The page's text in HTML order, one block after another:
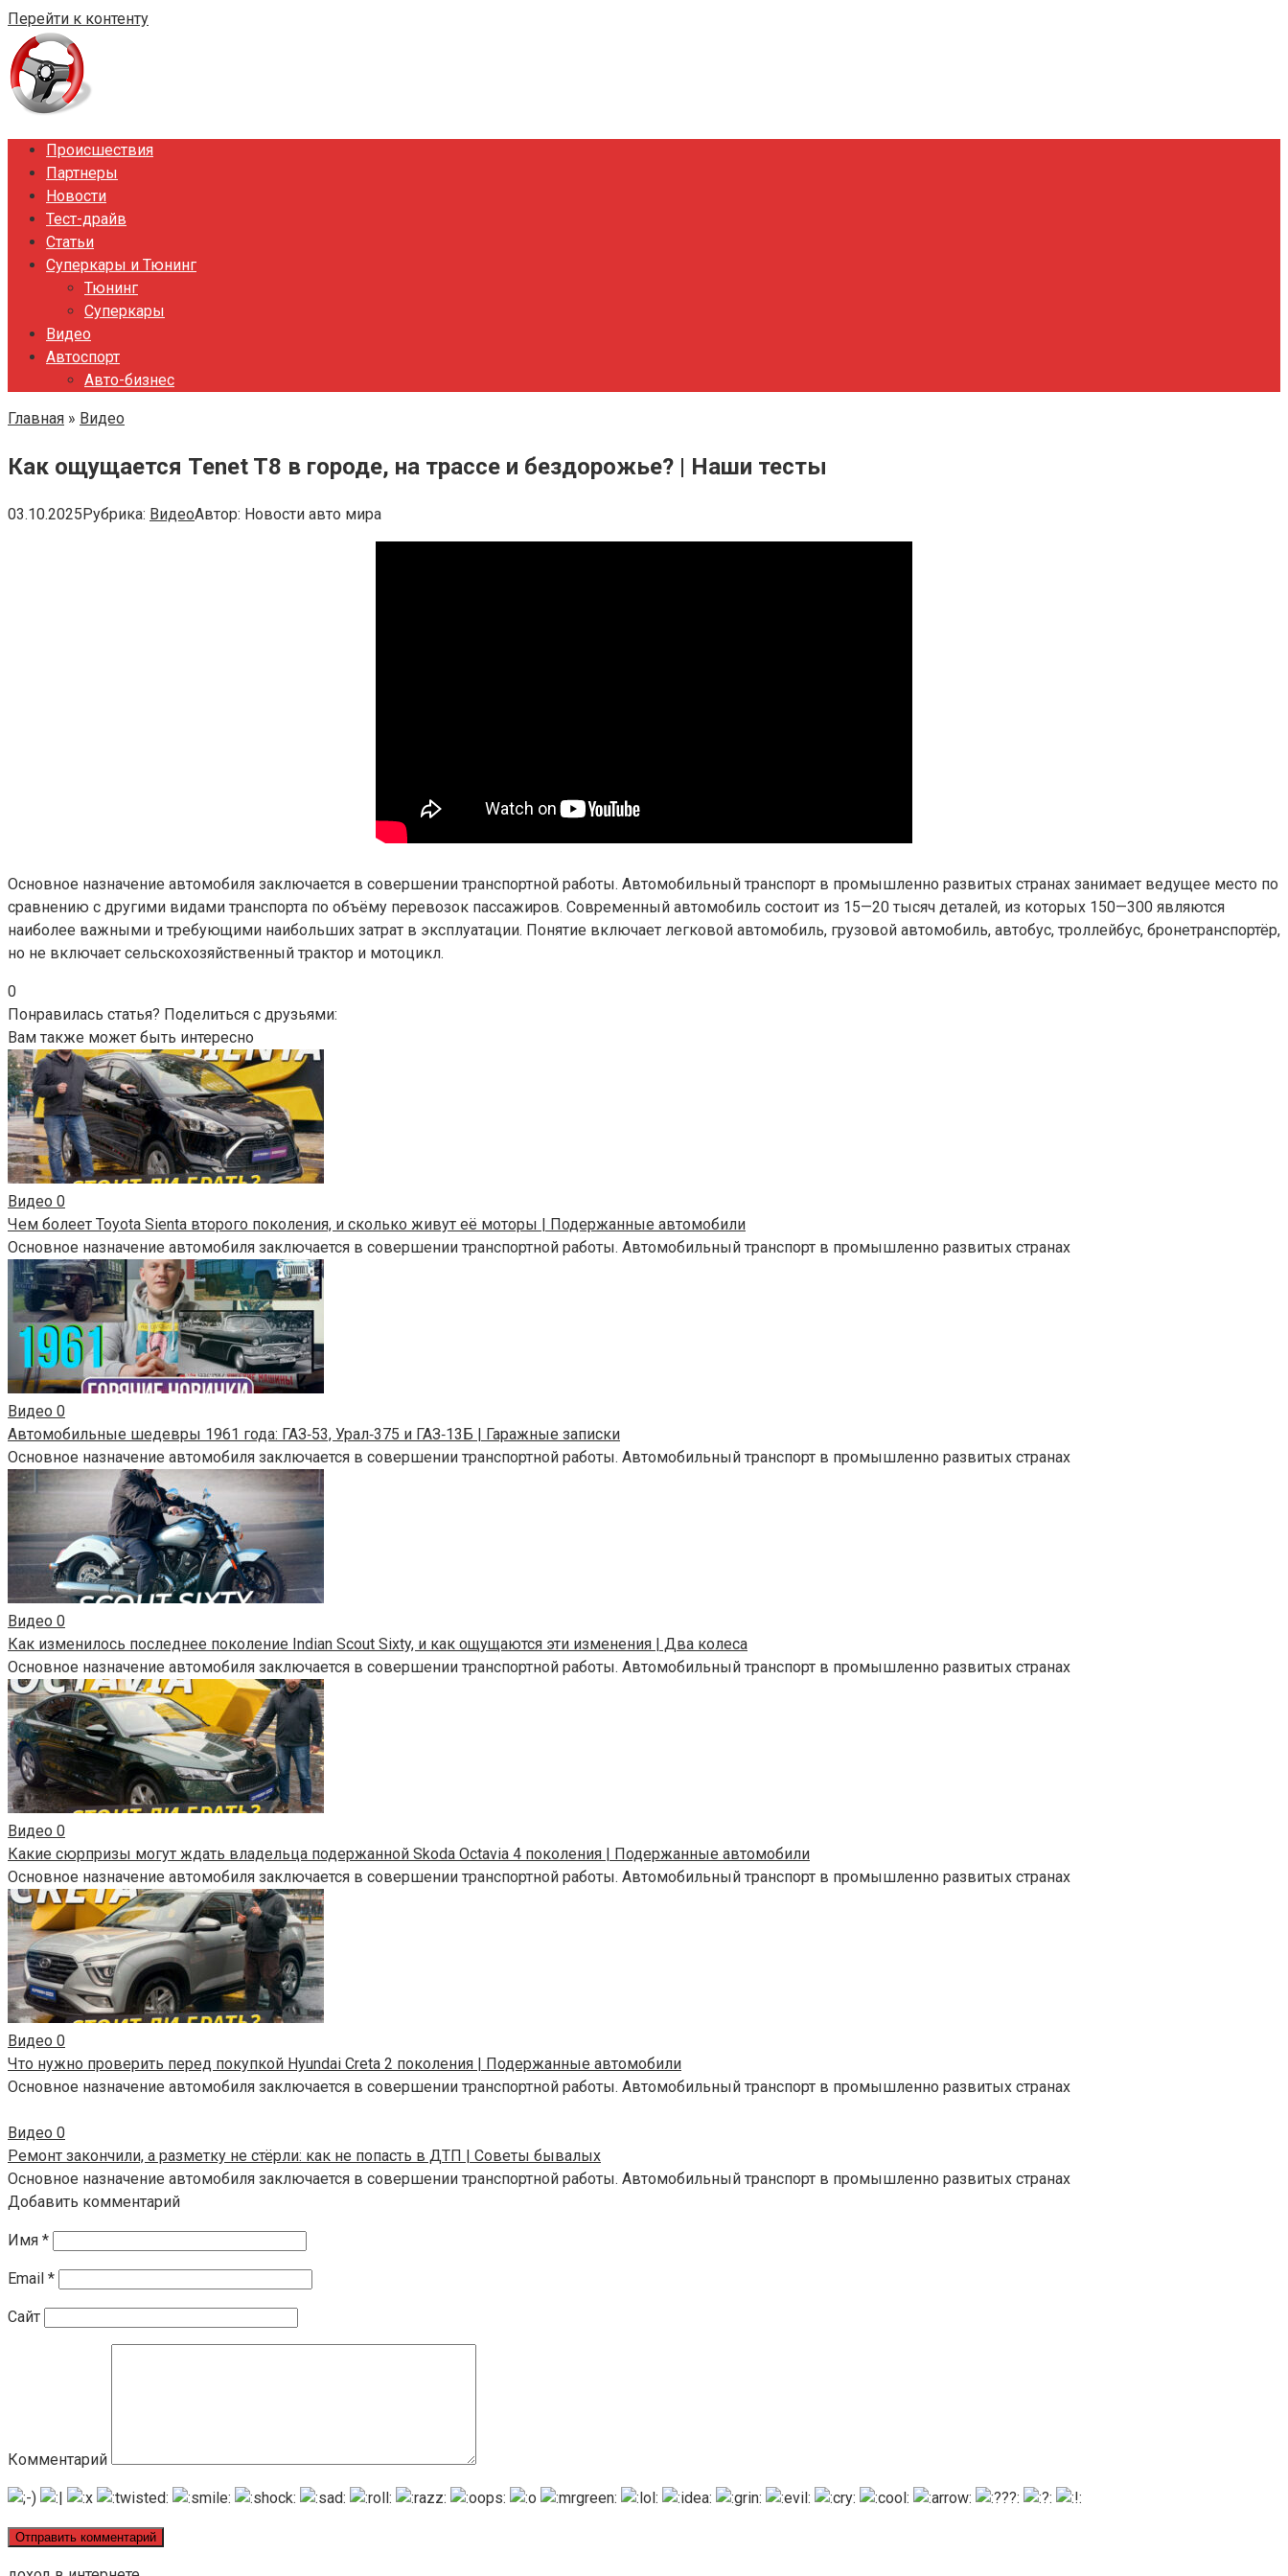
Перейти к контенту
Происшествия
Партнеры
Новости
Тест-драйв
Статьи
Суперкары и Тюнинг
Тюнинг
Суперкары
Видео
Автоспорт
Авто-бизнес
Главная » Видео
Как ощущается Tenet T8 в городе, на трассе и бездорожье? | Наши тесты
03.10.2025Рубрика: ВидеоАвтор: Новости авто мира
Основное назначение автомобиля заключается в совершении транспортной работы. Автомобильный транспорт в промышленно развитых странах занимает ведущее место по
сравнению с другими видами транспорта по объёму перевозок пассажиров. Современный автомобиль состоит из 15—20 тысяч деталей, из которых 150—300 являются
наиболее важными и требующими наибольших затрат в эксплуатации. Понятие включает легковой автомобиль, грузовой автомобиль, автобус, троллейбус, бронетранспортёр,
но не включает сельскохозяйственный трактор и мотоцикл.
0
Понравилась статья? Поделиться с друзьями:
Вам также может быть интересно
Видео 0
Чем болеет Toyota Sienta второго поколения, и сколько живут её моторы | Подержанные автомобили
Основное назначение автомобиля заключается в совершении транспортной работы. Автомобильный транспорт в промышленно развитых странах
Видео 0
Автомобильные шедевры 1961 года: ГАЗ‑53, Урал‑375 и ГАЗ‑13Б | Гаражные записки
Основное назначение автомобиля заключается в совершении транспортной работы. Автомобильный транспорт в промышленно развитых странах
Видео 0
Как изменилось последнее поколение Indian Scout Sixty, и как ощущаются эти изменения | Два колеса
Основное назначение автомобиля заключается в совершении транспортной работы. Автомобильный транспорт в промышленно развитых странах
Видео 0
Какие сюрпризы могут ждать владельца подержанной Skoda Octavia 4 поколения | Подержанные автомобили
Основное назначение автомобиля заключается в совершении транспортной работы. Автомобильный транспорт в промышленно развитых странах
Видео 0
Что нужно проверить перед покупкой Hyundai Creta 2 поколения | Подержанные автомобили
Основное назначение автомобиля заключается в совершении транспортной работы. Автомобильный транспорт в промышленно развитых странах
Видео 0
Ремонт закончили, а разметку не стёрли: как не попасть в ДТП | Советы бывалых
Основное назначение автомобиля заключается в совершении транспортной работы. Автомобильный транспорт в промышленно развитых странах
Добавить комментарий
Имя *
Email *
Сайт
Комментарий